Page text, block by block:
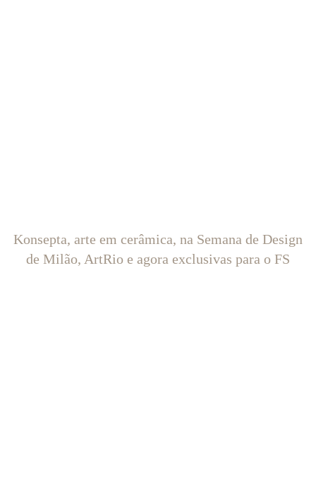
Konsepta, arte em cerâmica, na Semana de Design
de Milão, ArtRio e agora exclusivas para o FS